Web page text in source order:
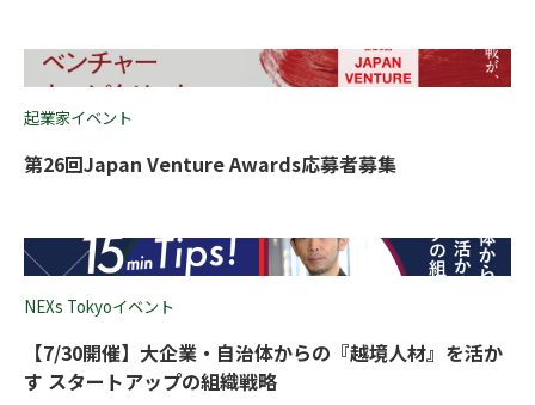
起業家イベント
第26回Japan Venture Awards応募者募集
NEXs Tokyoイベント
【7/30開催】大企業・自治体からの『越境人材』を活か
す スタートアップの組織戦略